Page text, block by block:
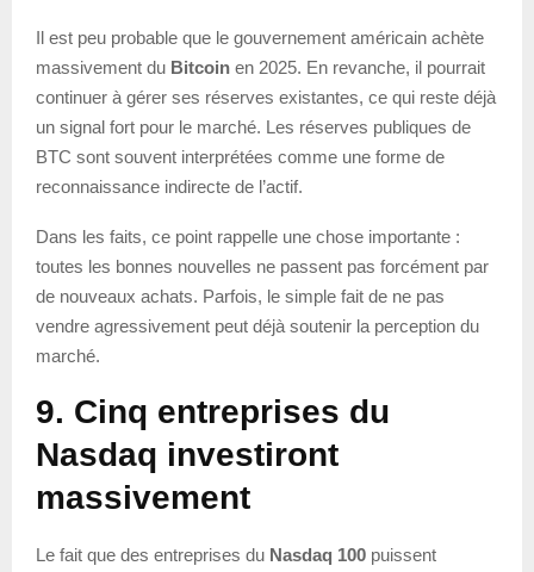
Il est peu probable que le gouvernement américain achète
massivement du Bitcoin en 2025. En revanche, il pourrait
continuer à gérer ses réserves existantes, ce qui reste déjà
un signal fort pour le marché. Les réserves publiques de
BTC sont souvent interprétées comme une forme de
reconnaissance indirecte de l’actif.
Dans les faits, ce point rappelle une chose importante :
toutes les bonnes nouvelles ne passent pas forcément par
de nouveaux achats. Parfois, le simple fait de ne pas
vendre agressivement peut déjà soutenir la perception du
marché.
9. Cinq entreprises du
Nasdaq investiront
massivement
Le fait que des entreprises du Nasdaq 100 puissent